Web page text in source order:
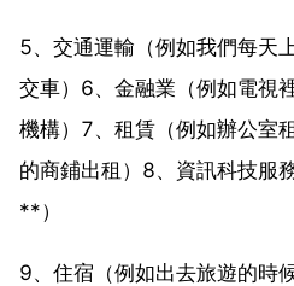
5、交通運輸（例如我們每天
交車）6、金融業（例如電視
機構）7、租賃（例如辦公室
的商鋪出租）8、資訊科技服
**）
9、住宿（例如出去旅遊的時